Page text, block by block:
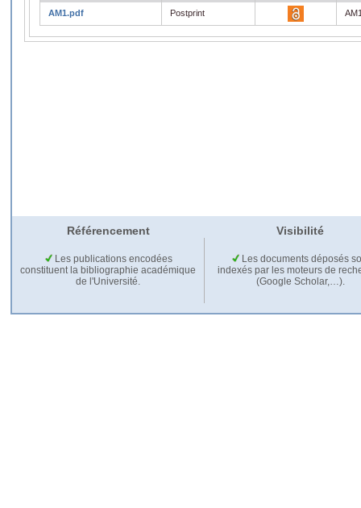
AM1.pdf Postprint
Référencement Visibilité
Les publications encodées
constituent la bibliographie académique
de l'Université.
Les documents déposés
indexés par les moteurs de
(Google Scholar,…).